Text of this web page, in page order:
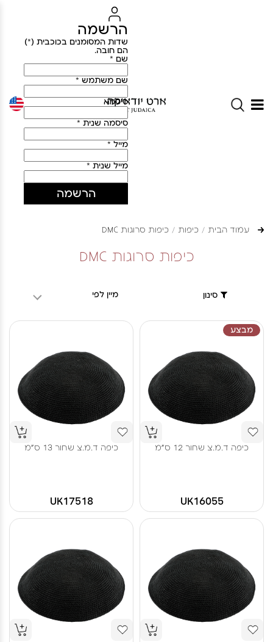
הרשמה
שדות המסומנים בכוכבית (*)
הם חובה.
שם *
שם משתמש *
סיסמא
סיסמה שנית *
מייל *
מייל שנית *
הרשמה
עמוד הבית כיפות כיפות סרוגות DMC
כיפות סרוגות DMC
סינון מיין לפי
מבצע
כיפה ד.מ.צ שחור 12 ס"מ
UK16055
כיפה ד.מ.צ שחור 13 ס"מ
UK17518